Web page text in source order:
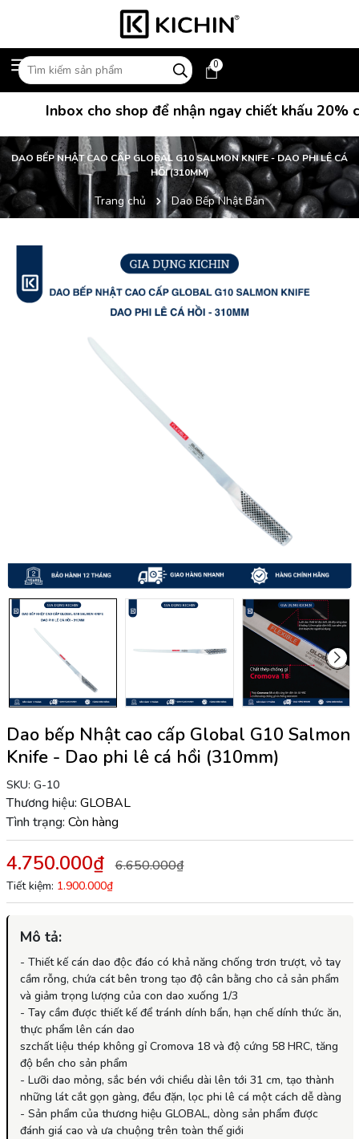
0
Inbox cho shop để nhận ngay chiết khấu 20%
DAO BẾP NHẬT CAO CẤP GLOBAL G10 SALMON KNIFE - DAO PHI LÊ CÁ
HỒI (310MM)
Trang chủ Dao Bếp Nhật Bản
Dao bếp Nhật cao cấp Global G10 Salmon
Knife - Dao phi lê cá hồi (310mm)
SKU: G-10
Thương hiệu: GLOBAL
Tình trạng: Còn hàng
4.750.000₫ 6.650.000₫
Tiết kiệm: 1.900.000₫
Mô tả:
- Thiết kế cán dao độc đáo có khả năng chống trơn trượt, vỏ tay
cầm rỗng, chứa cát bên trong tạo độ cân bằng cho cả sản phẩm
và giảm trọng lượng của con dao xuống 1/3
- Tay cầm được thiết kế để tránh dính bẩn, hạn chế dính thức ăn,
thực phẩm lên cán dao
szchất liệu thép không gỉ Cromova 18 và độ cứng 58 HRC, tăng
độ bền cho sản phẩm
- Lưỡi dao mỏng, sắc bén với chiều dài lên tới 31 cm, tạo thành
những lát cắt gọn gàng, đều đặn, lọc phi lê cá một cách dễ dàng
- Sản phẩm của thương hiệu GLOBAL, dòng sản phẩm được
đánh giá cao và ưa chuộng trên toàn thế giới